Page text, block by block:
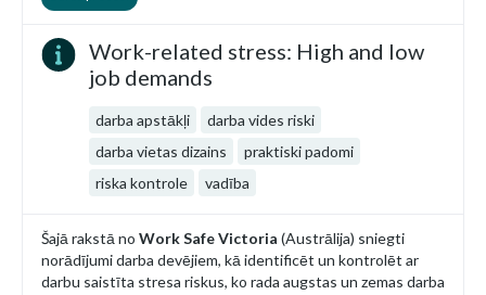
Work-related stress: High and low
job demands
darba apstākļi
darba vides riski
darba vietas dizains
praktiski padomi
riska kontrole
vadība
Šajā rakstā no Work Safe Victoria (Austrālija) sniegti
norādījumi darba devējiem, kā identificēt un kontrolēt ar
darbu saistīta stresa riskus, ko rada augstas un zemas darba